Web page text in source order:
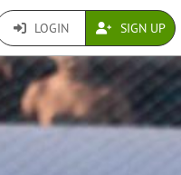
LOGIN SIGN UP